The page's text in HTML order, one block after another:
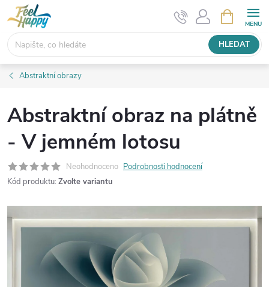
Přejít
na
obsah
HLEDAT
NÁKUPNÍ
KOŠÍK
Abstraktní obrazy
Abstraktní obraz na plátně
- V jemném lotosu
Neohodnoceno Podrobnosti hodnocení
Kód produktu: Zvolte variantu